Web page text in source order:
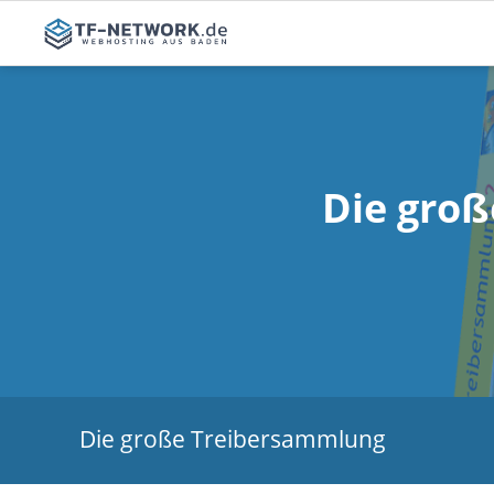
SSL
Die
Die große Treibersammlung